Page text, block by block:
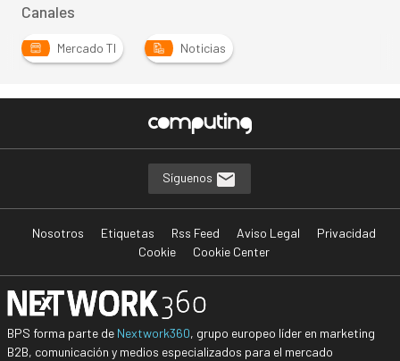
Canales
Mercado TI Noticias
Síguenos
Nosotros Etiquetas Rss Feed Aviso Legal
Privacidad
Cookie
Cookie Center
BPS forma parte de Nextwork360, grupo europeo líder en marketing
B2B, comunicación y medios especializados para el mercado